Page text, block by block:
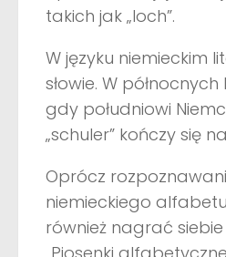
takich jak „loch”.
W języku niemieckim
słowie. W
gdy południowi
„schuler” kończy się
Oprócz
niemieckiego
również nagrać